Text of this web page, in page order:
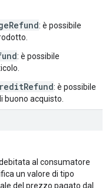
: è possibile
: è possibile
: è possibile
acquisto.
al consumatore
un valore di tipo
del prezzo pagato dal